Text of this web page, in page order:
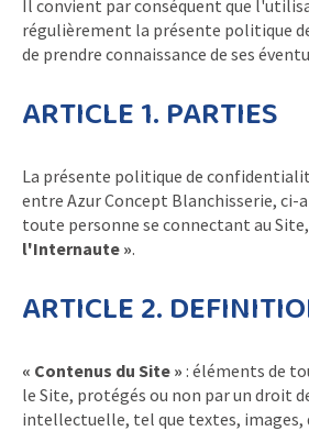
Il convient par conséquent que
régulièrement la présente politique
de prendre connaissance de ses
ARTICLE 1. PARTIES
La présente politique de
entre Azur Concept Blanchisserie, ci-
toute personne se connectant au
l'Internaute ».
ARTICLE 2.
« Contenus du Site » : éléments de
le Site, protégés ou non par un droit
intellectuelle, tel que textes, images,